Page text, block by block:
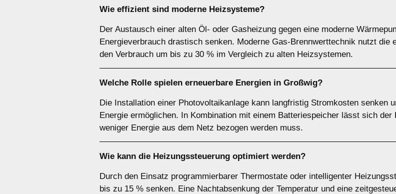
Wie effizient sind moderne Heizsysteme?
Der Austausch einer alten Öl- oder Gasheizung gegen eine moderne
Energieverbrauch drastisch senken. Moderne Gas-Brennwerttechnik nutzt die
den Verbrauch um bis zu 30 % im Vergleich zu alten Heizsystemen.
Welche Rolle spielen erneuerbare Energien in Großwig?
Die Installation einer Photovoltaikanlage kann langfristig Stromkosten senken
Energie ermöglichen. In Kombination mit einem Batteriespeicher lässt sich
weniger Energie aus dem Netz bezogen werden muss.
Wie kann die Heizungssteuerung optimiert werden?
Durch den Einsatz programmierbarer Thermostate oder intelligenter
bis zu 15 % senken. Eine Nachtabsenkung der Temperatur und eine